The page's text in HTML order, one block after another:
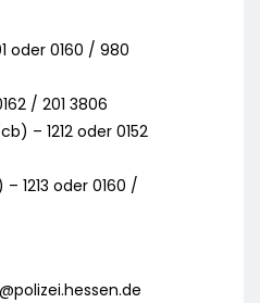
oder 0160 / 980
/ 201 3806
– 1212 oder 0152
1213 oder 0160 /